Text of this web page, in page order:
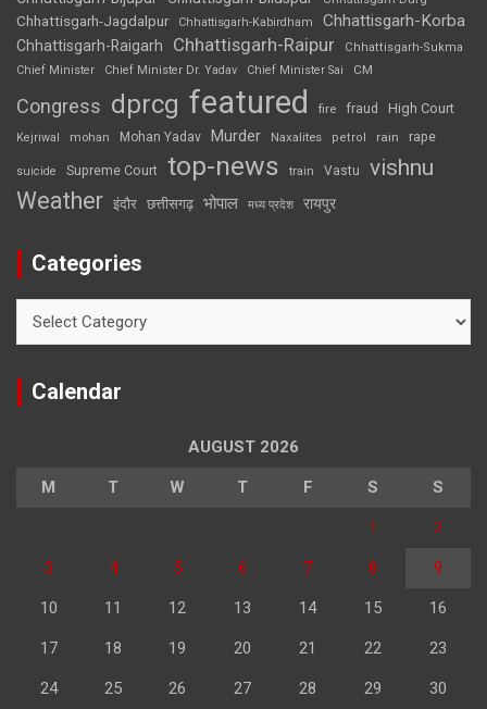
Chhattisgarh-Jagdalpur Chhattisgarh-Kabirdham Chhattisgarh-Korba
Chhattisgarh-Raigarh Chhattisgarh-Raipur
Chhattisgarh-Sukma
Chief Minister
Chief Minister Dr. Yadav Chief Minister Sai CM
Congress dprcg featured fire fraud High Court
Kejriwal mohan Mohan Yadav Murder Naxalites petrol rain rape
suicide Supreme Court top-news train Vastu vishnu
Weather इंदौर छत्तीसगढ़ भोपाल मध्य प्रदेश रायपुर
Categories
Calendar
AUGUST 2026
M T W T F S S
1 2
3 4 5 6 7 8 9
10 11 12 13 14 15 16
17 18 19 20 21 22 23
24 25 26 27 28 29 30